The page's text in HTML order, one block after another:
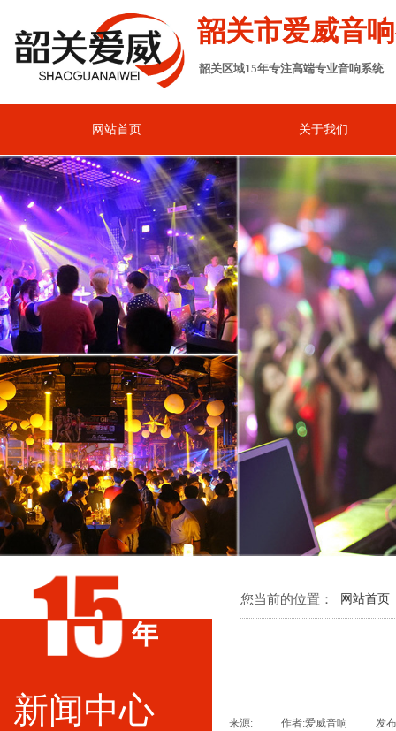
韶关市爱威音
韶关区域15年专注高端专业音响系统
网站首页 关于我们
您当前的位置： 网站首页
年
来源: 作者:爱威音响 发
新闻中心